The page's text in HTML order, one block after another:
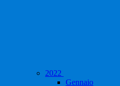
2022
Gennaio